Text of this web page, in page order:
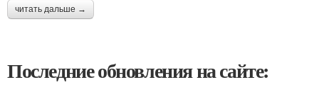
читать дальше →
Последние обновления на сайте: